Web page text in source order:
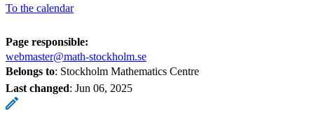
To the calendar
Page responsible:
webmaster@math-stockholm.se
Belongs to: Stockholm Mathematics Centre
Last changed: Jun 06, 2025